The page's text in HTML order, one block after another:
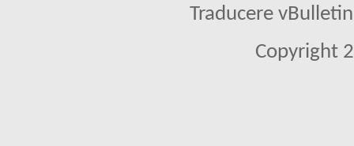
Traducere
Copyright